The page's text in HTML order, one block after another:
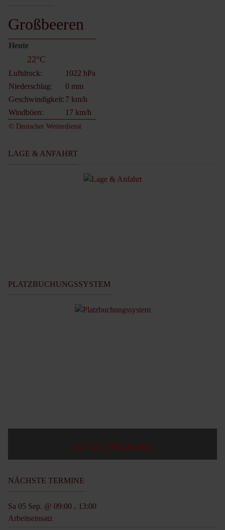
Großbeeren
Heute
22°C
Luftdruck:
1022 hPa
Niederschlag:
0 mm
Geschwindigkeit: 7 km/h
Windböen:
17 km/h
© Deutscher Wetterdienst
LAGE & ANFAHRT
PLATZBUCHUNGSSYSTEM
Nur für Mitglieder!
NÄCHSTE TERMINE
Sa 05 Sep. @ 09:00 - 13:00
Arbeitseinsatz